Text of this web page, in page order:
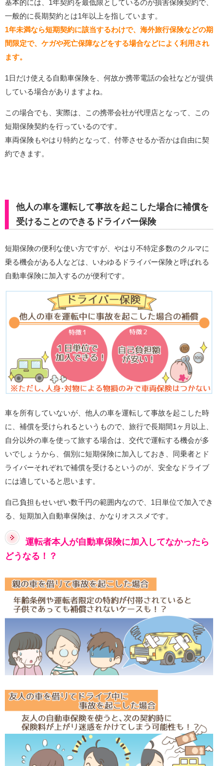
基本的には、1年契約を最低限としているのが損害保険契約で、
一般的に長期契約とは1年以上を指しています。
1年未満なら短期契約に該当するわけで、海外旅行保険などの期
間限定で、ケガや死亡保障などをする場合などによく利用され
ます。
1日だけ使える自動車保険を、何故か携帯電話の会社などが提供
している場合がありますよね。
この場合でも、実際は、この携帯会社が代理店となって、この
短期保険契約を行っているのです。
車両保険もやはり特約となって、付帯させるか否かは自由に契
約できます。
他人の車を運転して事故を起こした場合に補償を
受けることのできるドライバー保険
短期保険の便利な使い方ですが、やはり不特定多数のクルマに
乗る機会がある人などは、いわゆるドライバー保険と呼ばれる
自動車保険に加入するのが便利です。
車を所有していないが、他人の車を運転して事故を起こした時
に、補償を受けられるというもので、旅行で長期間1ヶ月以上、
自分以外の車を使って旅する場合は、交代で運転する機会が多
いでしょうから、個別に短期保険に加入しておき、同乗者とド
ライバーそれぞれで補償を受けるというのが、安全なドライブ
には適していると思います。
自己負担もせいぜい数千円の範囲内なので、1日単位で加入でき
る、短期加入自動車保険は、かなりオススメです。
運転者本人が自動車保険に加入してなかったら
どうなる！？